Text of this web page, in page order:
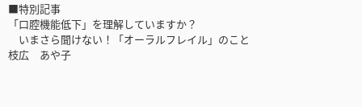
■特別記事
「口腔機能低下」を理解していますか？
いまさら聞けない！「オーラルフレイル」のこと
枝広 あや子